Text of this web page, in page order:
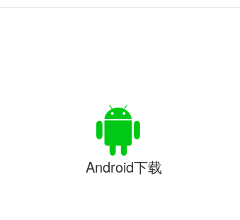
Android下载